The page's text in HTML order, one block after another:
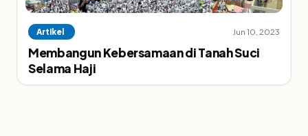
Artikel Jun 10, 2023
Membangun Kebersamaan di Tanah Suci
Selama Haji